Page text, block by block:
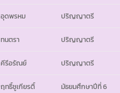
อุดพรหม ปริญญาตรี
ทนตรา ปริญญาตรี
คีรีอรัณย์ ปริญญาตรี
ฤทธิ์ชูเกียรติ์ มัธยมศึกษาปีที่ 6